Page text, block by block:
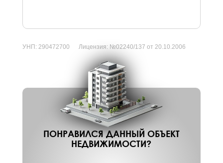
УНП: 290472700 Лицензия: №02240/137 от 20.10.2006
ПОНРАВИЛСЯ ДАННЫЙ ОБЪЕКТ
НЕДВИЖИМОСТИ?